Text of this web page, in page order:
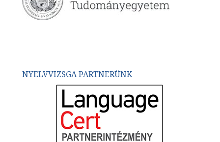
NYELVVIZSGA PARTNERÜNK